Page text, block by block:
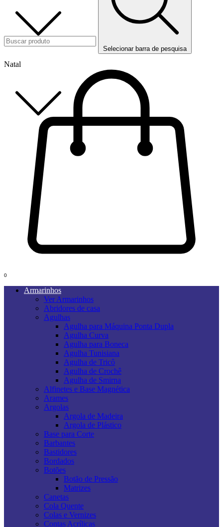
Natal
Selecionar barra de pesquisa
0
Armarinhos
Ver Armarinhos
Abridores de casa
Agulhas
Agulha para Máquina Ponta Dupla
Agulha Curva
Agulha para Boneca
Agulha Tunisiana
Agulha de Tricô
Agulha de Crochê
Agulha de Smirna
Alfinetes e Base Magnética
Arames
Argolas
Argola de Madeira
Argola de Plástico
Base para Corte
Barbantes
Bastidores
Bordados
Botões
Botão de Pressão
Matrizes
Canetas
Cola Quente
Colas e Vernizes
Contas Acrílicas